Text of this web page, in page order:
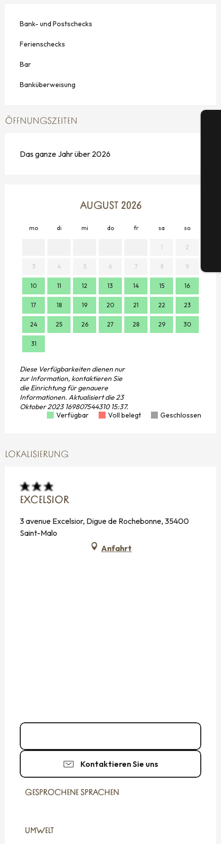
Bank- und Postschecks
Ferienschecks
Bar
Banküberweisung
ÖFFNUNGSZEITEN
Das ganze Jahr über 2026
AUGUST 2026
mo di mi do fr sa so
1 2
3 4 5 6 7 8 9
10 11 12 13 14 15 16
17 18 19 20 21 22 23
24 25 26 27 28 29 30
31
Diese Verfügbarkeiten dienen nur
zur Information, kontaktieren Sie
die Einrichtung für genauere
Informationen. Aktualisiert die23
Oktober 2023 169807544310 15:37.
Verfügbar
Voll belegt Geschlossen
LOKALISIERUNG
EXCELSIOR
3 avenue Excelsior, Digue de Rochebonne, 35400
Saint-Malo
Anfahrt
Kontaktieren Sie uns
GESPROCHENE SPRACHEN
GESPROCHENE SPRACHEN
UMWELT
UMWELT